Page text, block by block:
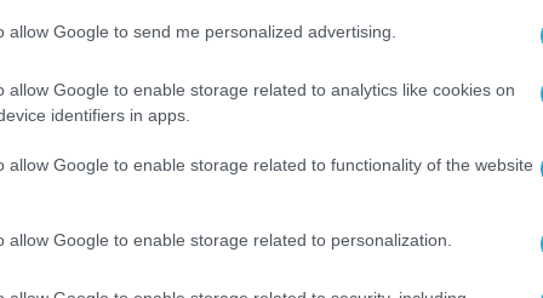
allow Google to send me personalized advertising.
allow Google to enable storage related to analytics like cookies on
identifiers in apps.
allow Google to enable storage related to functionality of the website
allow Google to enable storage related to personalization.
επετειακές. Είναι στιγμές ευθύνης. Στιγμές
θυμηθούμε από πού ξεκινήσαμε, όσα μαζί,
αλλά κυρίως όσα έχουμε ακόμη μπροστά
Και το σημερινό Συνέδριο είναι μια τέτοια
εδώ, όχι μόνο για να τιμήσουμε τη διαδρομή
η δύναμη σταθερότητας, ευθύνης και